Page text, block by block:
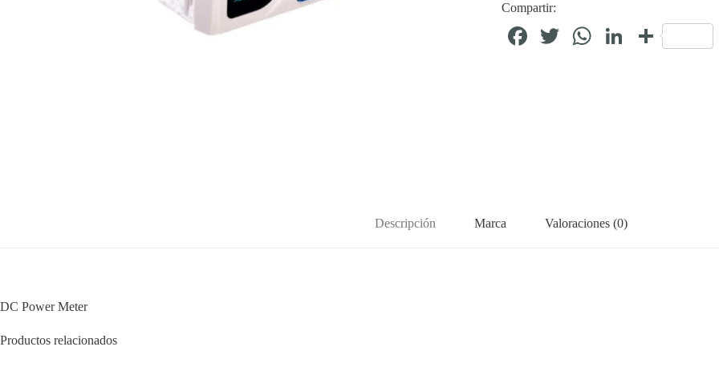
Compartir:
Fa T
W
Li C
Descripción Marca Valoraciones (0)
DC Power Meter
Productos relacionados